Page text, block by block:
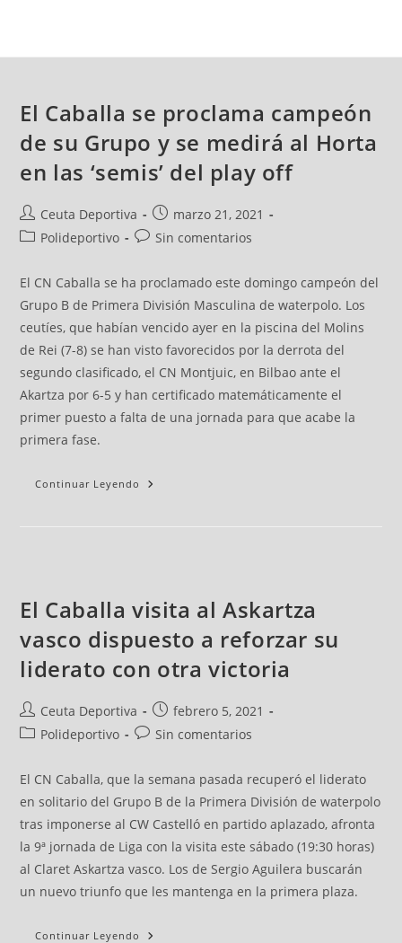
El Caballa se proclama campeón
de su Grupo y se medirá al Horta
en las ‘semis’ del play off
Ceuta Deportiva
marzo 21, 2021
Polideportivo
Sin comentarios
El CN Caballa se ha proclamado este domingo campeón del
Grupo B de Primera División Masculina de waterpolo. Los
ceutíes, que habían vencido ayer en la piscina del Molins
de Rei (7-8) se han visto favorecidos por la derrota del
segundo clasificado, el CN Montjuic, en Bilbao ante el
Akartza por 6-5 y han certificado matemáticamente el
primer puesto a falta de una jornada para que acabe la
primera fase.
Continuar Leyendo
El Caballa visita al Askartza
vasco dispuesto a reforzar su
liderato con otra victoria
Ceuta Deportiva
febrero 5, 2021
Polideportivo
Sin comentarios
El CN Caballa, que la semana pasada recuperó el liderato
en solitario del Grupo B de la Primera División de waterpolo
tras imponerse al CW Castelló en partido aplazado, afronta
la 9ª jornada de Liga con la visita este sábado (19:30 horas)
al Claret Askartza vasco. Los de Sergio Aguilera buscarán
un nuevo triunfo que les mantenga en la primera plaza.
Continuar Leyendo